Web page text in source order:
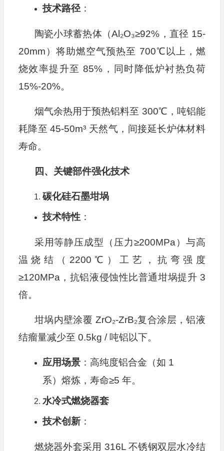
技术路径：
陶瓷小球蓄热体（Al₂O₃≥92%，直径 15-
20mm）将助燃空气预热至 700℃以上，燃
烧效率提升至 85%，同时降低炉衬热负荷
15%-20%。
烟气余热用于预热铝料至 300℃，吨铝能
耗降至 45-50m³ 天然气，间接延长炉体材料
寿命。
四、关键部件强化技术
碳化硅石墨坩埚
技术特性：
采用等静压成型（压力≥200MPa）与高
温烧结（2200℃）工艺，抗弯强度
≥120MPa，抗铝液侵蚀性比普通坩埚提升 3
倍。
坩埚内壁涂覆 ZrO₂-ZrB₂复合涂层，铝液
结瘤量减少至 0.5kg / 吨铝以下。
应用场景：高纯度铝合金（如 1
系）熔炼，寿命≥5 年。
水冷式燃烧器套
技术创新：
燃烧器外套采用 316L 不锈钢双层水冷结